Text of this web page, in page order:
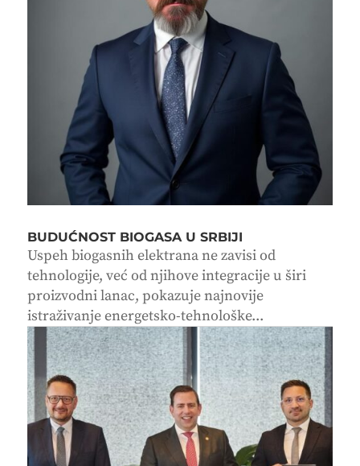
BUDUĆNOST BIOGASA U SRBIJI
Uspeh biogasnih elektrana ne zavisi od
tehnologije, već od njihove integracije u širi
proizvodni lanac, pokazuje najnovije
istraživanje energetsko-tehnološke...